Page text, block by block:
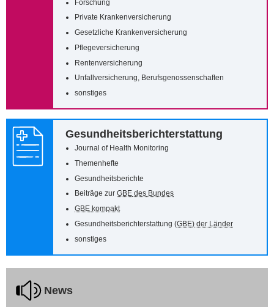
Forschung
Private Krankenversicherung
Gesetzliche Krankenversicherung
Pflegeversicherung
Rentenversicherung
Unfallversicherung, Berufsgenossenschaften
sonstiges
Gesundheitsberichterstattung
Journal of Health Monitoring
Themenhefte
Gesundheitsberichte
Beiträge zur GBE des Bundes
GBE kompakt
Gesundheitsberichterstattung (GBE) der Länder
sonstiges
News